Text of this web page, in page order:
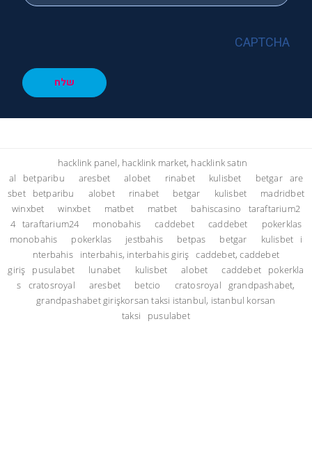
CAPTCHA
שלח
hacklink panel, hacklink market, hacklink satın
al
betparibu aresbet alobet rinabet kulisbet betgar
are
sbet
betparibu alobet rinabet betgar kulisbet
madridbet
winxbet
winxbet matbet matbet bahiscasino
taraftarium2
4 taraftarium24 monobahis caddebet caddebet
pokerklas
monobahis
pokerklas jestbahis betpas betgar kulisbet
i
nterbahis
interbahis, interbahis giriş
caddebet, caddebet
giriş
pusulabet lunabet kulisbet alobet caddebet
pokerkla
s
cratosroyal aresbet betcio cratosroyal
grandpashabet,
grandpashabet girişkorsan taksi istanbul, istanbul korsan
taksi
pusulabet